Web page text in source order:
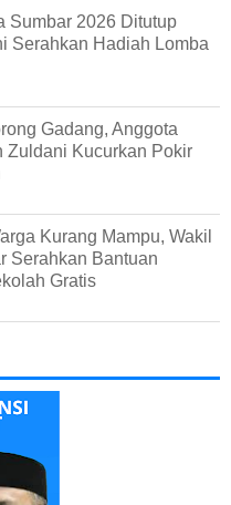
Sumbar 2026 Ditutup
Serahkan Hadiah Lomba
Gadang, Anggota
Zuldani Kucurkan Pokir
Kurang Mampu, Wakil
Serahkan Bantuan
Gratis